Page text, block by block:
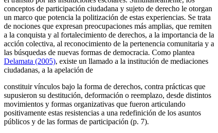
conceptos de participación ciudadana y sujeto de derecho le otorgan
un marco que potencia la politización de estas experiencias. Se trata
de nociones que expresan preocupaciones más amplias, que remiten
a la conquista y al fortalecimiento de derechos, a la importancia de la
acción colectiva, al reconocimiento de la pertenencia comunitaria y a
las búsquedas de nuevas formas de democracia. Como plantea
Delamata (2005), existe un llamado a la institución de mediaciones
ciudadanas, a la apelación de
constituir vínculos bajo la forma de derechos, contra prácticas que
supusieron su destitución, deformación o reemplazo, desde distintos
movimientos y formas organizativas que fueron articulando
positivamente estas resistencias a una redefinición de los asuntos
públicos y de las formas de participación (p. 7).